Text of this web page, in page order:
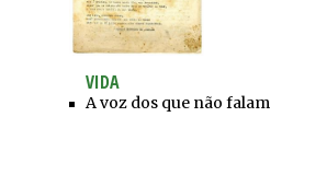
VIDA
A voz dos que não falam